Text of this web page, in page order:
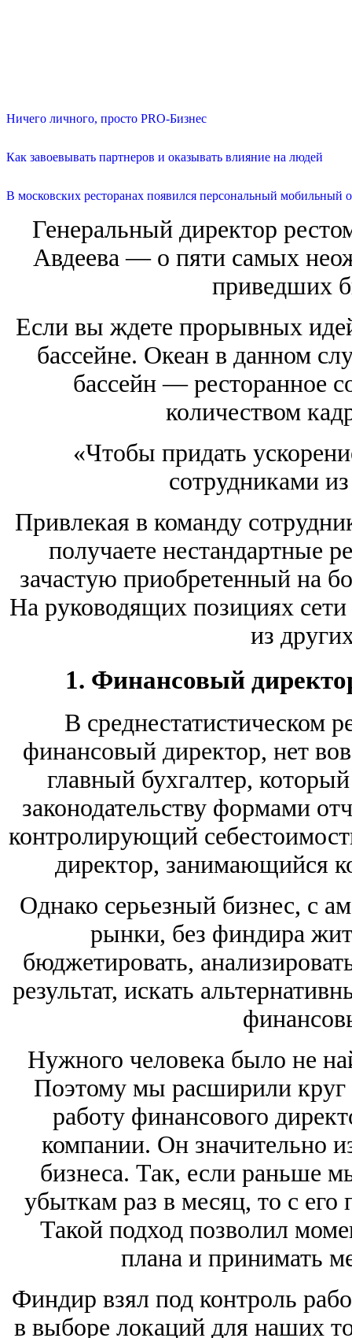
Ничего личного, просто PRO-Бизнес
Как завоевывать партнеров и оказывать влияние на людей
В московских ресторанах появился персональный мобильный
Генеральный директор
Авдеева — о пяти самых
приведших
Если вы ждете прорывных
бассейне. Океан в данном
бассейн — ресторанное
количеством
«Чтобы придать
сотрудниками
Привлекая в команду
получаете нестандартные
зачастую приобретенный на
На руководящих позициях
из
1. Финансовый
В среднестатистическом
финансовый директор, нет
главный бухгалтер,
законодательству формами
контролирующий
директор, занимающийся
Однако серьезный бизнес, с
рынки, без финдира
бюджетировать,
результат, искать
Нужного человека было не
Поэтому мы расширили круг
работу финансового
компании. Он значительно
бизнеса. Так, если раньше
убыткам раз в месяц, то c
Такой подход позволил
плана и принимать
Финдир взял под контроль
в выборе локаций для наших